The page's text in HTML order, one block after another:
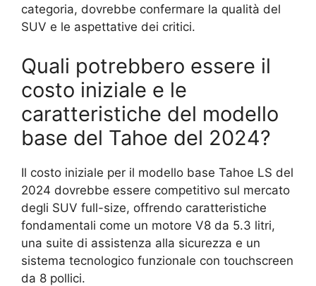
categoria, dovrebbe confermare la qualità del
SUV e le aspettative dei critici.
Quali potrebbero essere il
costo iniziale e le
caratteristiche del modello
base del Tahoe del 2024?
Il costo iniziale per il modello base Tahoe LS del
2024 dovrebbe essere competitivo sul mercato
degli SUV full-size, offrendo caratteristiche
fondamentali come un motore V8 da 5.3 litri,
una suite di assistenza alla sicurezza e un
sistema tecnologico funzionale con touchscreen
da 8 pollici.